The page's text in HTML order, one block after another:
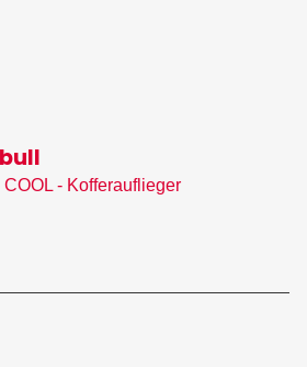
- Kofferauflieger